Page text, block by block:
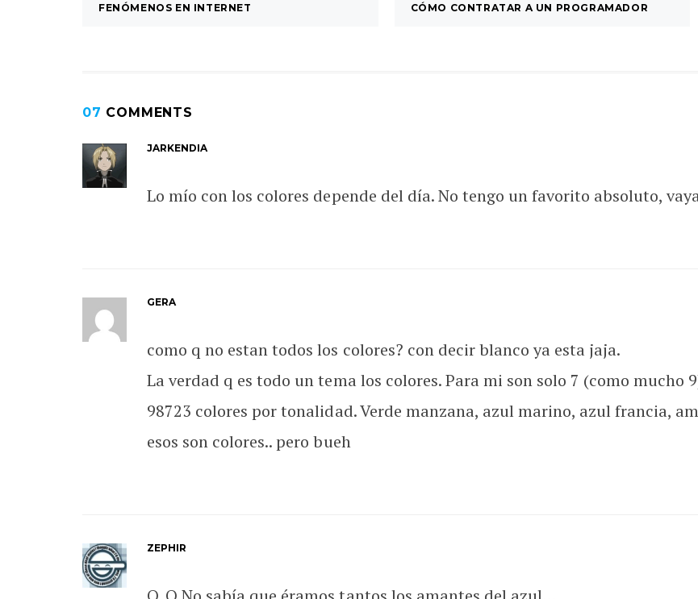
FENÓMENOS EN INTERNET CÓMO CONTRATAR A UN PROGRAMADOR
07 COMMENTS
JARKENDIA
Lo mío con los colores depende del día. No tengo un favorito absoluto,
GERA
como q no estan todos los colores? con decir blanco ya esta jaja.
La verdad q es todo un tema los colores. Para mi son solo 7 (como mucho
98723 colores por tonalidad. Verde manzana, azul marino, azul francia,
esos son colores.. pero bueh
ZEPHIR